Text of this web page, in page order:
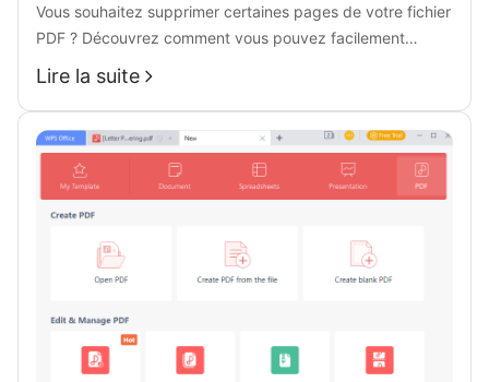
Vous souhaitez supprimer certaines pages de votre fichier
PDF ? Découvrez comment vous pouvez facilement
supprimer des pages de PDF grâce à ce guide détaillé.
Lire la suite